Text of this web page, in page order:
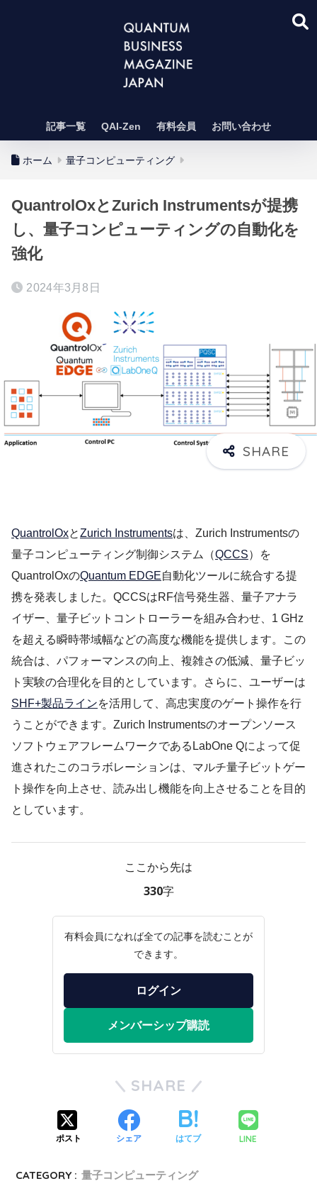
記事一覧 QAI-Zen 有料会員 お問い合わせ
ホーム 量子コンピューティング
QuantrolOxとZurich Instrumentsが提携
し、量子コンピューティングの自動化を
強化
2024年3月8日
QuantrolOxとZurich Instrumentsは、Zurich Instrumentsの
量子コンピューティング制御システム（QCCS）を
QuantrolOxのQuantum EDGE自動化ツールに統合する提
携を発表しました。QCCSはRF信号発生器、量子アナラ
イザー、量子ビットコントローラーを組み合わせ、1 GHz
を超える瞬時帯域幅などの高度な機能を提供します。この
統合は、パフォーマンスの向上、複雑さの低減、量子ビッ
ト実験の合理化を目的としています。さらに、ユーザーは
SHF+製品ラインを活用して、高忠実度のゲート操作を行
うことができます。Zurich Instrumentsのオープンソース
ソフトウェアフレームワークであるLabOne Qによって促
進されたこのコラボレーションは、マルチ量子ビットゲー
ト操作を向上させ、読み出し機能を向上させることを目的
としています。
ここから先は
330字
有料会員になれば全ての記事を読むことが
できます。
ログイン
メンバーシップ購読
SHARE
ポスト シェア はてブ LINE
CATEGORY : 量子コンピューティング